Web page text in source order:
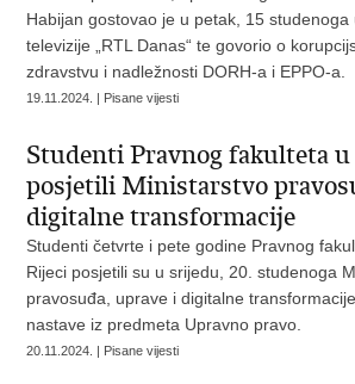
Habijan gostovao je u petak, 15 studenoga
televizije „RTL Danas“ te govorio o
zdravstvu i nadležnosti DORH-a i EPPO-a.
19.11.2024. | Pisane vijesti
Studenti Pravnog fakulteta
posjetili Ministarstvo
digitalne transformacije
Studenti četvrte i pete godine Pravnog
Rijeci posjetili su u srijedu, 20. studenoga
pravosuđa, uprave i digitalne
nastave iz predmeta Upravno pravo.
20.11.2024. | Pisane vijesti